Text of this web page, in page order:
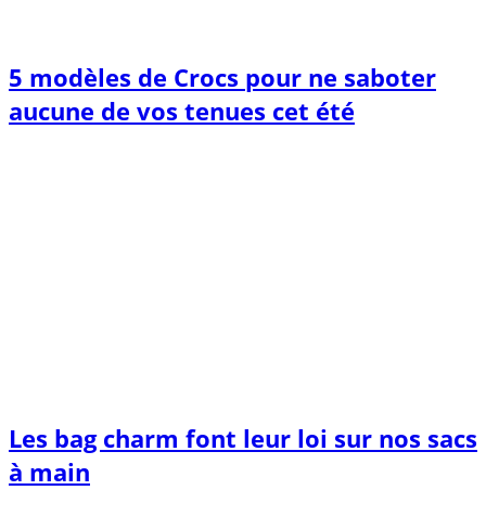
5 modèles de Crocs pour ne saboter
aucune de vos tenues cet été
Les bag charm font leur loi sur nos sacs
à main